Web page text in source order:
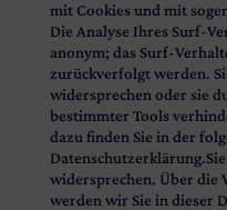
mit Cookies und mit
Die Analyse Ihres Surf-
anonym; das Surf-
zurückverfolgt werden.
widersprechen oder sie
bestimmter Tools
dazu finden Sie in der
widersprechen. Über die
werden wir Sie in dieser